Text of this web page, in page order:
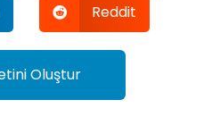
Reddit
Oluştur